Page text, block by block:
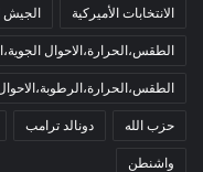
الانتخابات الأميركية الجيش
الطقس،الحرارة،الاحوال
حزب الله دونالد ترامب
واشنطن